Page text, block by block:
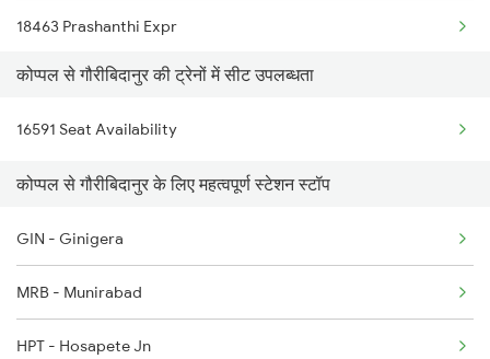
18463 Prashanthi Expr
11013 Ltt Cbe Express
16594 Ned Sbc Exp
11301 Udyan Express
16591 Hampi Express
1301 Csmt Sbc Spl
1302 Udyan Exp
कोप्पल से गौरीबिदानुर की ट्रेनों में सीट उपलब्धता
16591 Seat Availability
कोप्पल से गौरीबिदानुर के लिए महत्वपूर्ण स्टेशन स्टॉप
GIN - Ginigera
MRB - Munirabad
HPT - Hosapete Jn